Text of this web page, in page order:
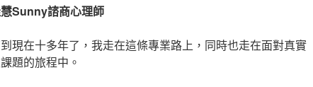
Sunny諮商心理師
現在十多年了，我走在這條專業路上，同時也走在面對真實
題的旅程中。